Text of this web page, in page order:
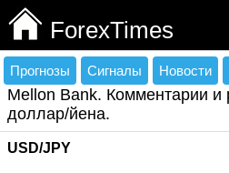
ForexTimes
Прогнозы Сигналы Новости
Mellon Bank. Комментарии и
доллар/йена.
USD/JPY